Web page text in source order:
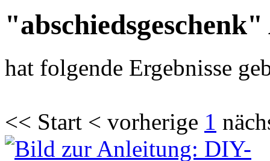
hat folgende Ergebnisse
<< Start < vorherige 1